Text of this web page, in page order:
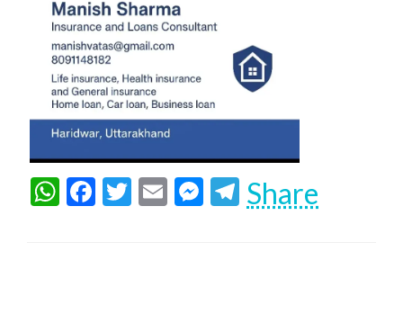
WhatsApp
Facebook
Twitter
EmailMessenger
Telegram
Share